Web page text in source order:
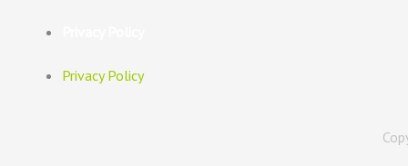
Privacy Policy